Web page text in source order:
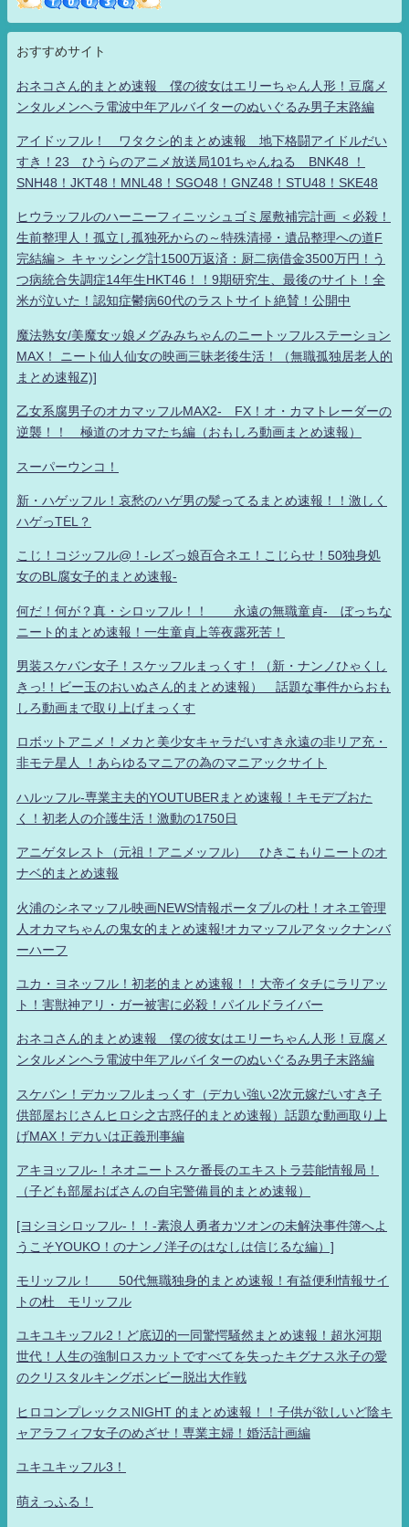
おすすめサイト
おネコさん的まとめ速報 僕の彼女はエリーちゃん人形！豆腐メ
ンタルメンヘラ電波中年アルバイターのぬいぐるみ男子末路編
アイドッフル！ ワタクシ的まとめ速報 地下格闘アイドルだい
すき！23 ひうらのアニメ放送局101ちゃんねる BNK48 ！
SNH48！JKT48！MNL48！SGO48！GNZ48！STU48！SKE48
ヒウラッフルのハーニーフィニッシュゴミ屋敷補完計画 ＜必殺！
生前整理人！孤立し孤独死からの～特殊清掃・遺品整理への道F
完結編＞ キャッシング計1500万返済：厨二病借金3500万円！う
つ病統合失調症14年生HKT46！！9期研究生、最後のサイト！全
米が泣いた！認知症鬱病60代のラストサイト絶賛！公開中
魔法熟女/美魔女ッ娘メグみみちゃんのニートッフルステーション
MAX！ ニート仙人仙女の映画三昧老後生活！（無職孤独居老人的
まとめ速報Z)]
乙女系腐男子のオカマッフルMAX2- FX！オ・カマトレーダーの
逆襲！！ 極道のオカマたち編（おもしろ動画まとめ速報）
スーパーウンコ！
新・ハゲッフル！哀愁のハゲ男の髪ってるまとめ速報！！激しく
ハゲっTEL？
こじ！コジッフル@！-レズっ娘百合ネエ！こじらせ！50独身処
女のBL腐女子的まとめ速報-
何だ！何が？真・シロッフル！！ 永遠の無職童貞- ぼっちな
ニート的まとめ速報！一生童貞上等夜露死苦！
男装スケバン女子！スケッフルまっくす！（新・ナンノひゃくし
きっ!！ビー玉のおいぬさん的まとめ速報） 話題な事件からおも
しろ動画まで取り上げまっくす
ロボットアニメ！メカと美少女キャラだいすき永遠の非リア充・
非モテ星人 ！あらゆるマニアの為のマニアックサイト
ハルッフル-専業主夫的YOUTUBERまとめ速報！キモデブおた
く！初老人の介護生活！激動の1750日
アニゲタレスト（元祖！アニメッフル） ひきこもりニートのオ
ナベ的まとめ速報
火浦のシネマッフル映画NEWS情報ポータブルの杜！オネエ管理
人オカマちゃんの鬼女的まとめ速報!オカマッフルアタックナンバ
ーハーフ
ユカ・ヨネッフル！初老的まとめ速報！！大帝イタチにラリアッ
ト！害獣神アリ・ガー被害に必殺！パイルドライバー
おネコさん的まとめ速報 僕の彼女はエリーちゃん人形！豆腐メ
ンタルメンヘラ電波中年アルバイターのぬいぐるみ男子末路編
スケバン！デカッフルまっくす（デカい強い2次元嫁だいすき子
供部屋おじさんヒロシ之古惑仔的まとめ速報）話題な動画取り上
げMAX！デカいは正義刑事編
アキヨッフル-！ネオニートスケ番長のエキストラ芸能情報局！
（子ども部屋おばさんの自宅警備員的まとめ速報）
[ヨシヨシロッフル-！！-素浪人勇者カツオンの未解決事件簿へよ
うこそYOUKO！のナンノ洋子のはなしは信じるな編）]
モリッフル！ 50代無職独身的まとめ速報！有益便利情報サイ
トの杜 モリッフル
ユキユキッフル2！ど底辺的一同驚愕騒然まとめ速報！超氷河期
世代！人生の強制ロスカットですべてを失ったキグナス氷子の愛
のクリスタルキングボンビー脱出大作戦
ヒロコンプレックスNIGHT 的まとめ速報！！子供が欲しいど陰キ
ャアラフィフ女子のめざせ！専業主婦！婚活計画編
ユキユキッフル3！
萌えっふる！